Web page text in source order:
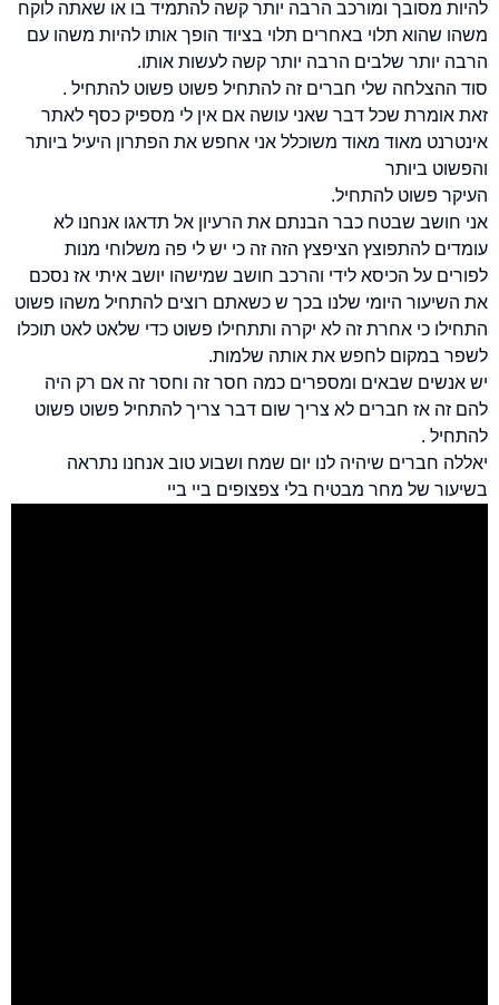
להיות מסובך ומורכב הרבה יותר קשה להתמיד בו או שאתה לוקח
משהו שהוא תלוי באחרים תלוי בציוד הופך אותו להיות משהו עם
הרבה יותר שלבים הרבה יותר קשה לעשות אותו.
סוד ההצלחה שלי חברים זה להתחיל פשוט פשוט להתחיל .
זאת אומרת שכל דבר שאני עושה אם אין לי מספיק כסף לאתר
אינטרנט מאוד מאוד משוכלל אני אחפש את הפתרון היעיל ביותר
והפשוט ביותר
העיקר פשוט להתחיל.
אני חושב שבטח כבר הבנתם את הרעיון אל תדאגו אנחנו לא
עומדים להתפוצץ הציפצץ הזה זה כי יש לי פה משלוחי מנות
לפורים על הכיסא לידי והרכב חושב שמישהו יושב איתי אז נסכם
את השיעור היומי שלנו בכך ש כשאתם רוצים להתחיל משהו פשוט
התחילו כי אחרת זה לא יקרה ותתחילו פשוט כדי שלאט לאט תוכלו
לשפר במקום לחפש את אותה שלמות.
יש אנשים שבאים ומספרים כמה חסר זה וחסר זה אם רק היה
להם זה אז חברים לא צריך שום דבר צריך להתחיל פשוט פשוט
להתחיל .
יאללה חברים שיהיה לנו יום שמח ושבוע טוב אנחנו נתראה
בשיעור של מחר מבטיח בלי צפצופים ביי ביי